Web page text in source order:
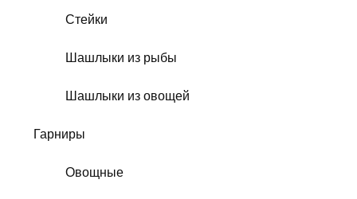
Стейки
Шашлыки из рыбы
Шашлыки из овощей
Гарниры
Овощные